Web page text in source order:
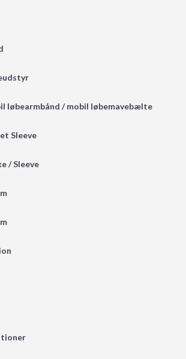
løbearmbånd / mobil løbemavebælte
Sleeve
/ Sleeve